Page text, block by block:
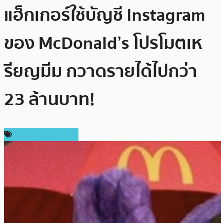
แฮ็กเกอร์ใช้บัญชี Instagram
ของ McDonald’s โปรโมตเห
รียญมีม กวาดรายได้ไปกว่า
23 ล้านบาท!